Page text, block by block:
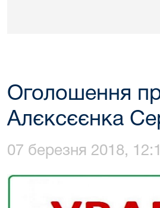
Оголошення
Алєксєєнка
07 березня 2018,